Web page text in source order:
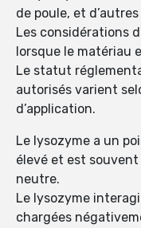
de poule, et
Les considérations
lorsque le matériau
Le statut
autorisés varient
d’application.
Le lysozyme a un
élevé et est
neutre.
Le lysozyme
chargées